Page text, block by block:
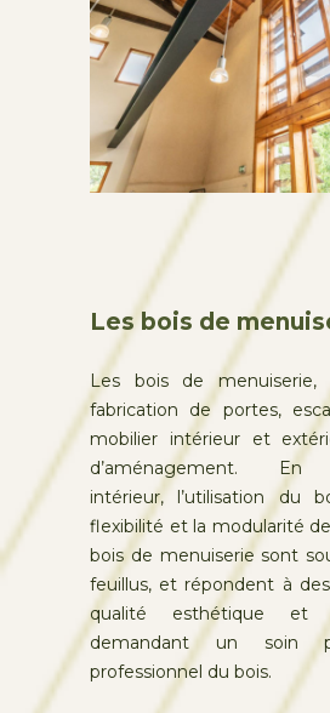
Les bois de
Les bois de menuiserie,
fabrication de portes,
mobilier intérieur et
d’aménagement. En
intérieur, l’utilisation du
flexibilité et la modularité
bois de menuiserie sont
feuillus, et répondent à
qualité esthétique et
demandant un soin
professionnel du bois.